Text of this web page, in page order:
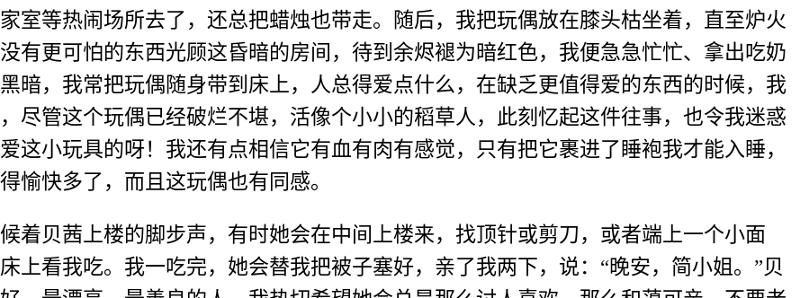
室等热闹场所去了，还总把蜡烛也带走。随后，我把玩偶放在膝头枯坐着，直至炉火
有更可怕的东西光顾这昏暗的房间，待到余烬褪为暗红色，我便急急忙忙、拿出吃奶
暗，我常把玩偶随身带到床上，人总得爱点什么，在缺乏更值得爱的东西的时候，我
尽管这个玩偶已经破烂不堪，活像个小小的稻草人，此刻忆起这件往事，也令我迷惑
这小玩具的呀！我还有点相信它有血有肉有感觉，只有把它裹进了睡袍我才能入睡，
愉快多了，而且这玩偶也有同感。
着贝茜上楼的脚步声，有时她会在中间上楼来，找顶针或剪刀，或者端上一个小面
上看我吃。我一吃完，她会替我把被子塞好，亲了我两下，说：“晚安，简小姐。”贝